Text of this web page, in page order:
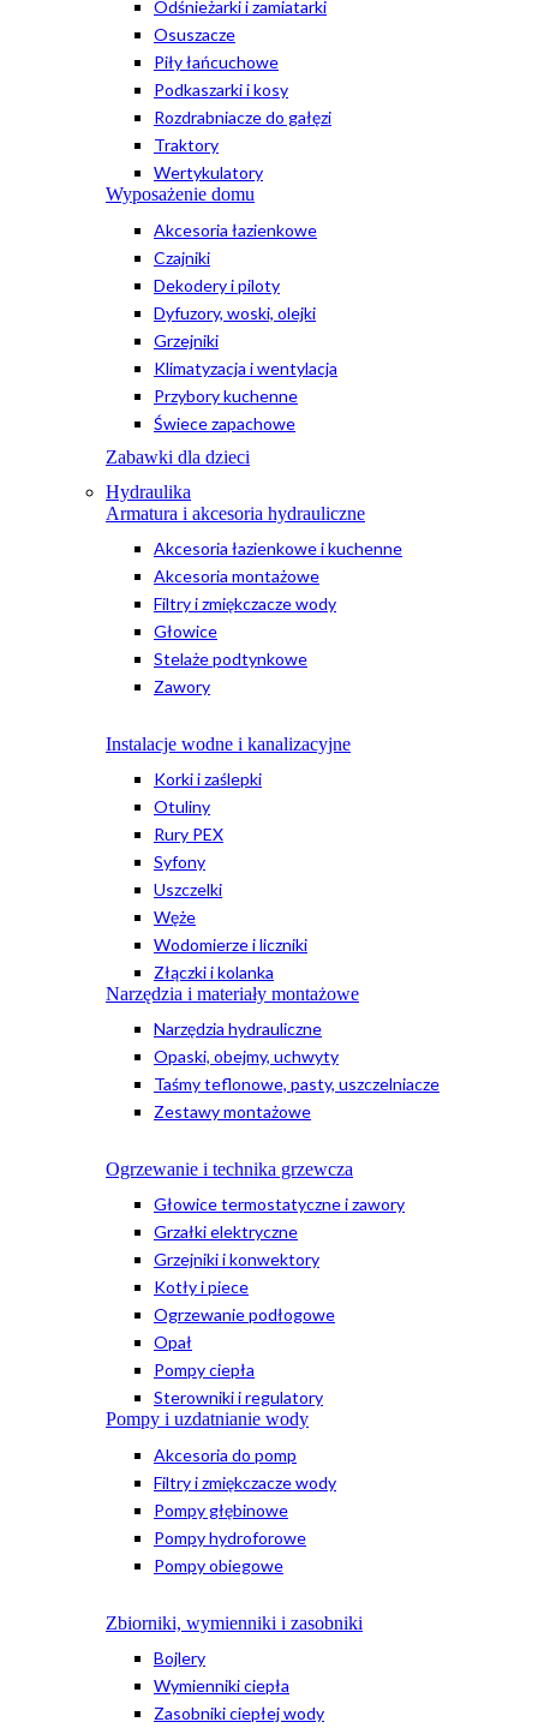
Odśnieżarki i zamiatarki
Osuszacze
Piły łańcuchowe
Podkaszarki i kosy
Rozdrabniacze do gałęzi
Traktory
Wertykulatory
Wyposażenie domu
Akcesoria łazienkowe
Czajniki
Dekodery i piloty
Dyfuzory, woski, olejki
Grzejniki
Klimatyzacja i wentylacja
Przybory kuchenne
Świece zapachowe
Zabawki dla dzieci
Hydraulika
Armatura i akcesoria hydrauliczne
Akcesoria łazienkowe i kuchenne
Akcesoria montażowe
Filtry i zmiękczacze wody
Głowice
Stelaże podtynkowe
Zawory
Instalacje wodne i kanalizacyjne
Korki i zaślepki
Otuliny
Rury PEX
Syfony
Uszczelki
Węże
Wodomierze i liczniki
Złączki i kolanka
Narzędzia i materiały montażowe
Narzędzia hydrauliczne
Opaski, obejmy, uchwyty
Taśmy teflonowe, pasty, uszczelniacze
Zestawy montażowe
Ogrzewanie i technika grzewcza
Głowice termostatyczne i zawory
Grzałki elektryczne
Grzejniki i konwektory
Kotły i piece
Ogrzewanie podłogowe
Opał
Pompy ciepła
Sterowniki i regulatory
Pompy i uzdatnianie wody
Akcesoria do pomp
Filtry i zmiękczacze wody
Pompy głębinowe
Pompy hydroforowe
Pompy obiegowe
Zbiorniki, wymienniki i zasobniki
Bojlery
Wymienniki ciepła
Zasobniki ciepłej wody